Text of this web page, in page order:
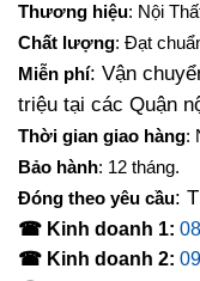
Thương hiệu: Nội
Chất lượng: Đạt
Miễn phí: Vận
triệu tại các Quận
Thời gian giao hàng:
Bảo hành: 12 tháng.
Đóng theo yêu cầu:
☎ Kinh doanh 1:
☎ Kinh doanh 2: